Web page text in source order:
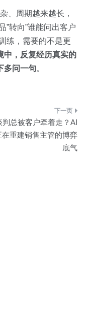
、周期越来越长，
”转向”谁能问出客户
练，需要的不是更
中，反复经历真实的
多问一句。
判总被客户牵着走？AI
在重建销售主管的博弈
底气